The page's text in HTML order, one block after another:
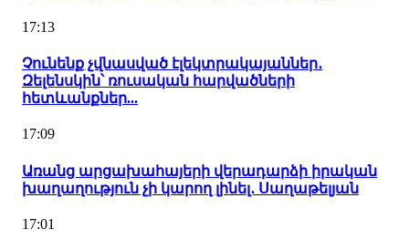
17:13
Չունենք չվնասված էլեկտրակայաններ․
Զելենսկին՝ ռուսական հարվածների
հետևանքներ...
17:09
Առանց արցախահայերի վերադարձի իրական
խաղաղություն չի կարող լինել․ Սաղաթելյան
17:01